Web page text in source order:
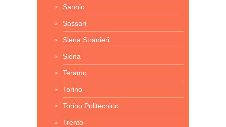
Sannio
Sassari
Siena Stranieri
Siena
Teramo
Torino
Torino Politecnico
Trento